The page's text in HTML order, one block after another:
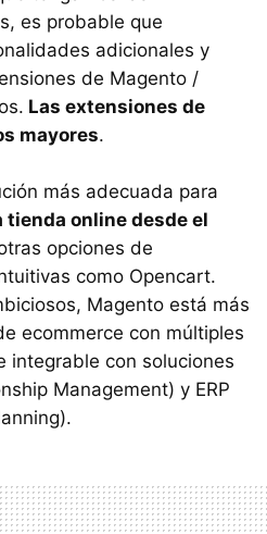
es probable que
adicionales y
de Magento /
Las extensiones de
mayores.
más adecuada para
online desde el
opciones de
como Opencart.
Magento está más
ecommerce con múltiples
integrable con soluciones
Management) y ERP